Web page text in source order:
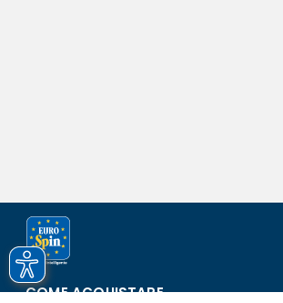
COME ACQUISTARE